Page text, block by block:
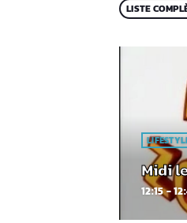
LISTE
Midi
12:15 -